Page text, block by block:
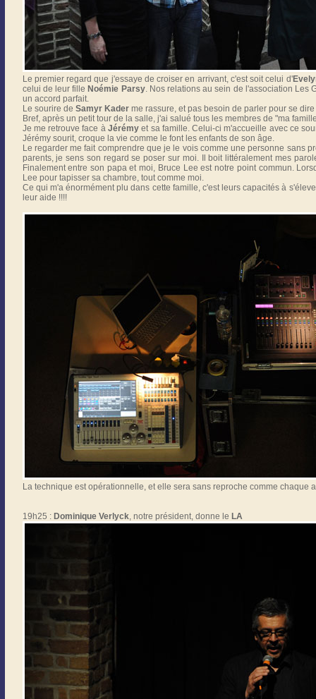
Le premier regard que j'essaye de croiser en arrivant, c'est soit celui d'
celui de leur filleNoémie Parsy. Nos relations au sein de l'association Les
un accord parfait.
Le sourire de Samyr Kaderme rassure, et pas besoin de parler pour se dire
Bref, après un petit tour de la salle, j'ai salué tous les membres de "ma
Je me retrouve face àJérémy et sa famille. Celui-ci m'accueille avec ce
Jérémy sourit, croque la vie comme le font les enfants de son âge.
Le regarder me fait comprendre que je le vois comme une personne sans
parents, je sens son regard se poser sur moi. Il boit littéralement mes
Finalement entre son papa et moi, Bruce Lee est notre point commun.
Lee pour tapisser sa chambre, tout comme moi.
Ce qui m'a énormément plu dans cette famille, c'est leurs capacités à
leur aide !!!!
La technique est opérationnelle, et elle sera sans reproche comme chaque
19h25 : Dominique Verlyck, notre président, donne le LA